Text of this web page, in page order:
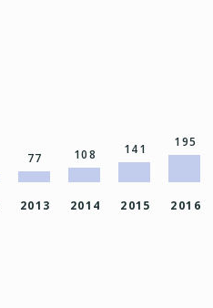
77
2013
108
2014
141
2015
195
2016